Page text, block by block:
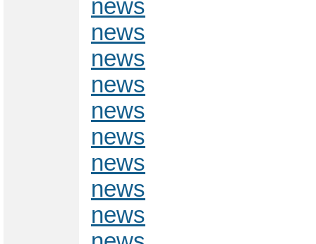
news
news
news
news
news
news
news
news
news